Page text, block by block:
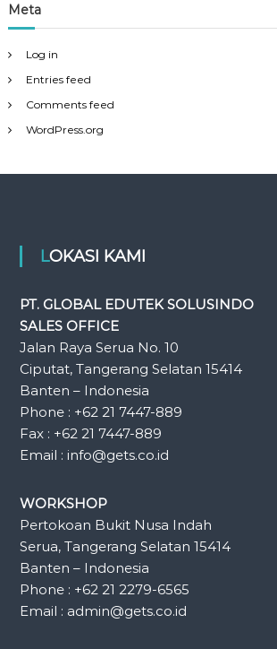
Meta
Log in
Entries feed
Comments feed
WordPress.org
LOKASI KAMI
PT. GLOBAL EDUTEK SOLUSINDO
SALES OFFICE
Jalan Raya Serua No. 10
Ciputat, Tangerang Selatan 15414
Banten – Indonesia
Phone : +62 21 7447-889
Fax : +62 21 7447-889
Email : info@gets.co.id
WORKSHOP
Pertokoan Bukit Nusa Indah
Serua, Tangerang Selatan 15414
Banten – Indonesia
Phone : +62 21 2279-6565
Email : admin@gets.co.id